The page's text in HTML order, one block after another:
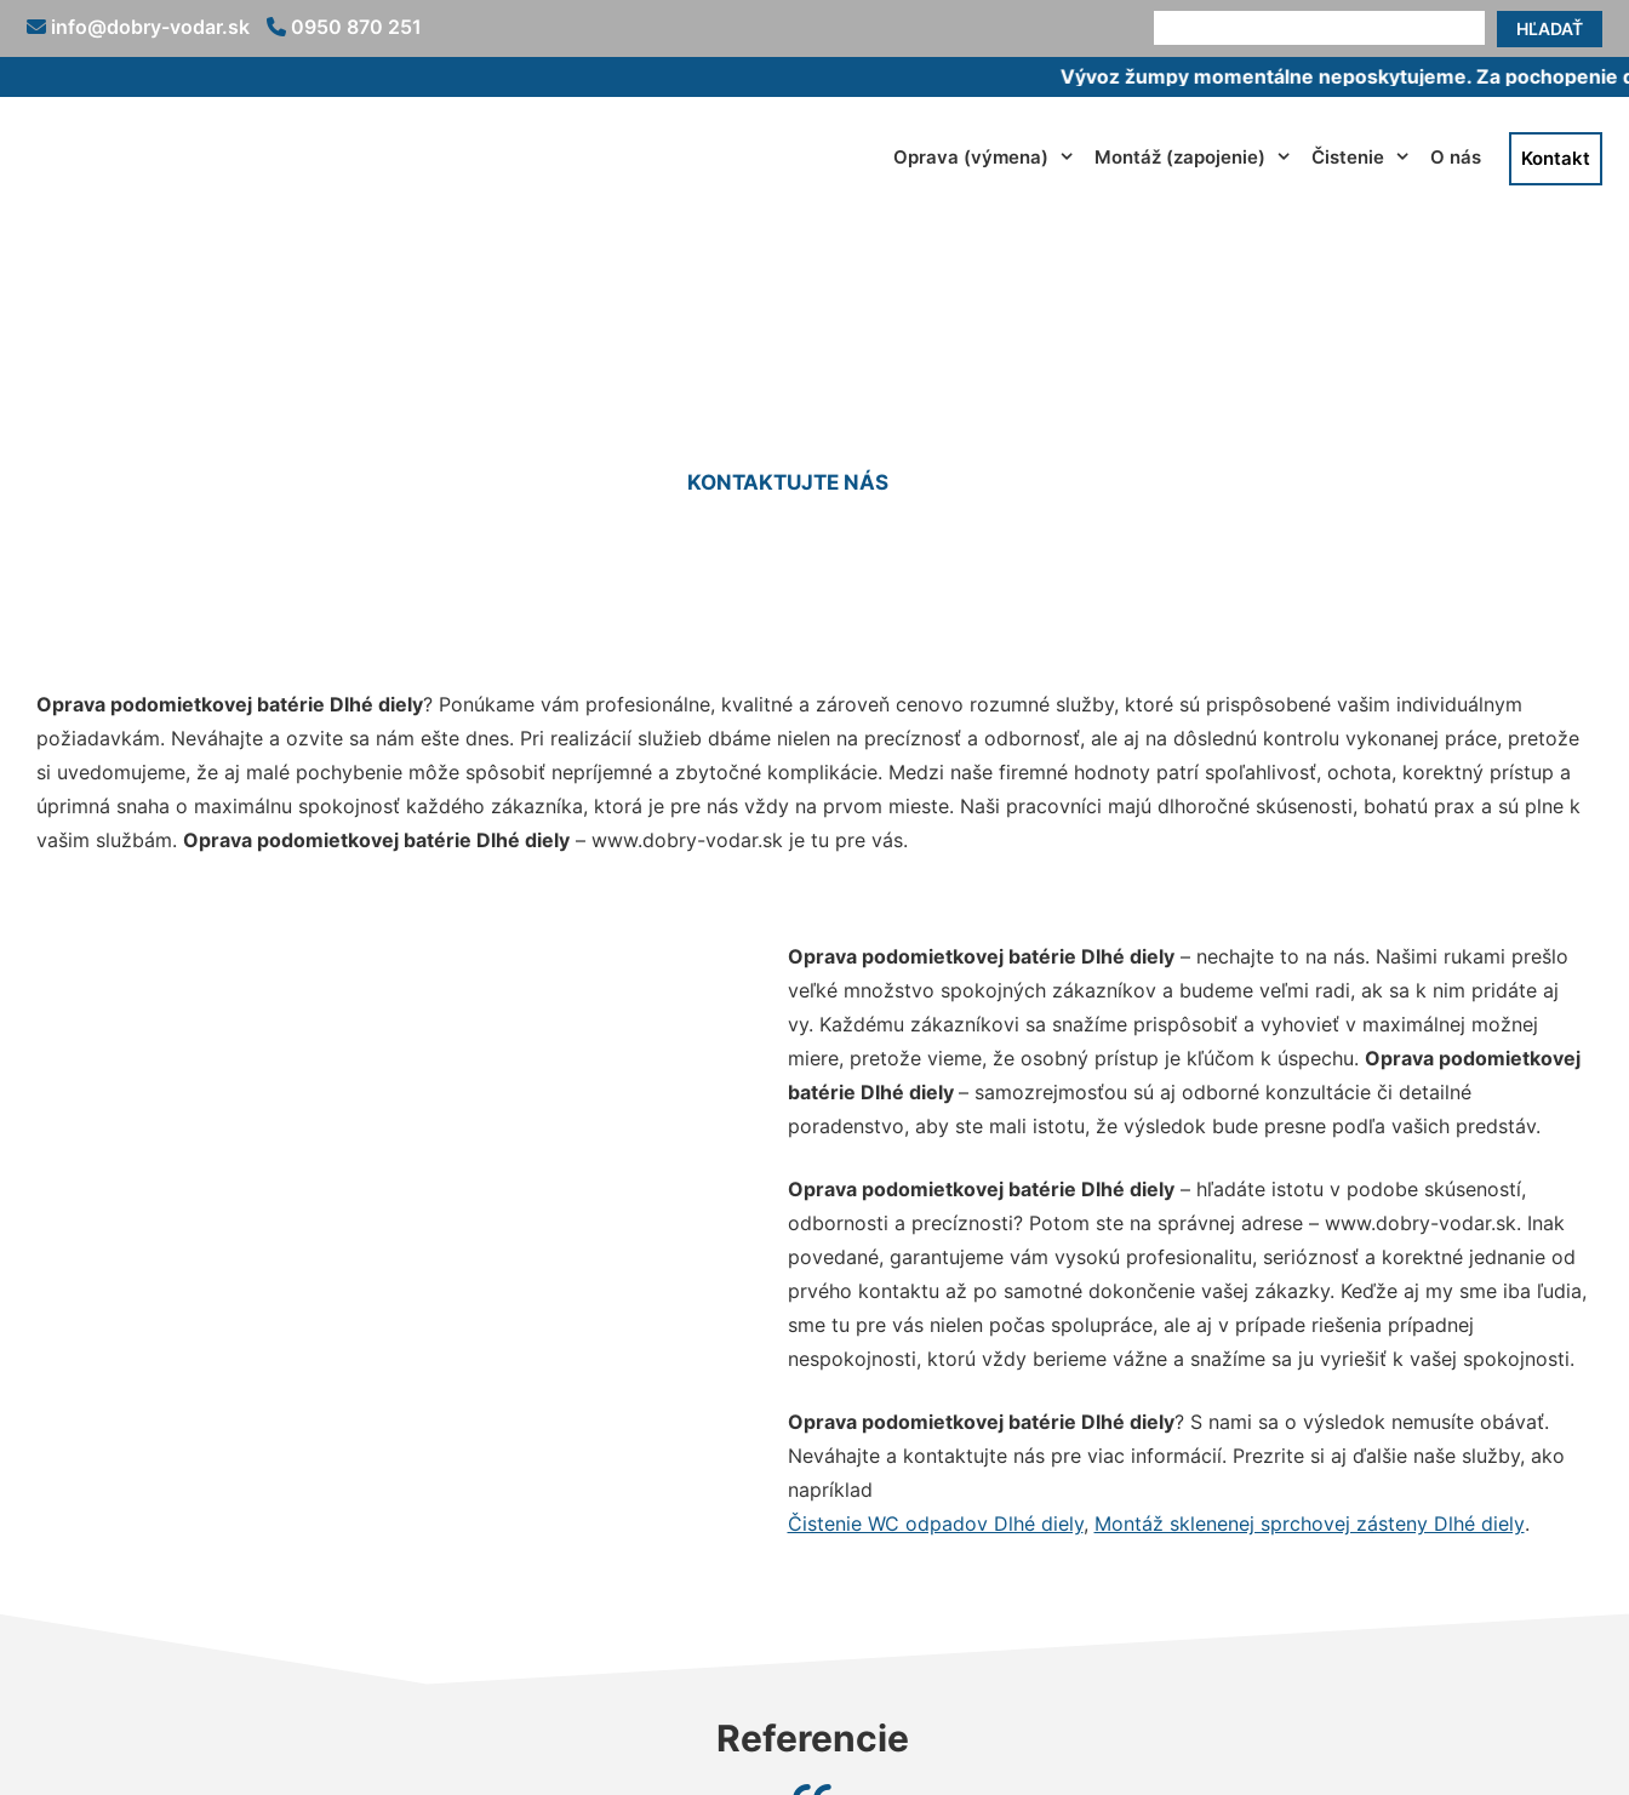
HĽADAŤ
info@dobry-vodar.sk 0950 870 251
Vývoz žumpy momentálne neposkytujeme. Za pochopenie
Oprava (výmena) Montáž (zapojenie) Čistenie O nás Kontakt
KONTAKTUJTE NÁS
Oprava podomietkovej batérie Dlhé diely? Ponúkame vám profesionálne, kvalitné a zároveň cenovo rozumné služby, ktoré sú prispôsobené vašim individuálnym
požiadavkám. Neváhajte a ozvite sa nám ešte dnes. Pri realizácií služieb dbáme nielen na precíznosť a odbornosť, ale aj na dôslednú kontrolu vykonanej práce, pretože
si uvedomujeme, že aj malé pochybenie môže spôsobiť nepríjemné a zbytočné komplikácie. Medzi naše firemné hodnoty patrí spoľahlivosť, ochota, korektný prístup a
úprimná snaha o maximálnu spokojnosť každého zákazníka, ktorá je pre nás vždy na prvom mieste. Naši pracovníci majú dlhoročné skúsenosti, bohatú prax a sú plne k
vašim službám. Oprava podomietkovej batérie Dlhé diely – www.dobry-vodar.sk je tu pre vás.
Oprava podomietkovej batérie Dlhé diely– nechajte to na nás. Našimi rukami prešlo
veľké množstvo spokojných zákazníkov a budeme veľmi radi, ak sa k nim pridáte aj
vy. Každému zákazníkovi sa snažíme prispôsobiť a vyhovieť v maximálnej možnej
miere, pretože vieme, že osobný prístup je kľúčom k úspechu. Oprava podomietkovej
batérie Dlhé diely – samozrejmosťou sú aj odborné konzultácie či detailné
poradenstvo, aby ste mali istotu, že výsledok bude presne podľa vašich predstáv.
Oprava podomietkovej batérie Dlhé diely– hľadáte istotu v podobe skúseností,
odbornosti a precíznosti? Potom ste na správnej adrese – www.dobry-vodar.sk. Inak
povedané, garantujeme vám vysokú profesionalitu, serióznosť a korektné jednanie od
prvého kontaktu až po samotné dokončenie vašej zákazky. Keďže aj my sme iba ľudia,
sme tu pre vás nielen počas spolupráce, ale aj v prípade riešenia prípadnej
nespokojnosti, ktorú vždy berieme vážne a snažíme sa ju vyriešiť k vašej spokojnosti.
Oprava podomietkovej batérie Dlhé diely? S nami sa o výsledok nemusíte obávať.
Neváhajte a kontaktujte nás pre viac informácií. Prezrite si aj ďalšie naše služby, ako
napríklad
Čistenie WC odpadov Dlhé diely, Montáž sklenenej sprchovej zásteny Dlhé diely.
Referencie